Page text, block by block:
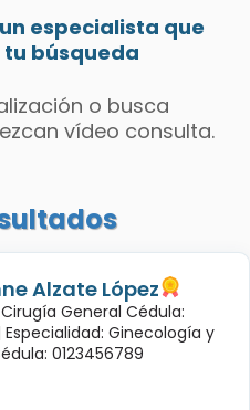
especialista que
búsqueda
o busca
vídeo consulta.
Alzate López
General Cédula:
Especialidad: Ginecología y
0123456789